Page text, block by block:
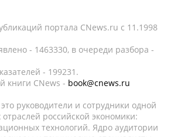
портала CNews.ru c 11.1998
- 1463330, в очереди разбора -
- 199231.
книги CNews - book@cnews.ru
руководители и сотрудники одной
российской экономики:
технологий. Ядро аудитории